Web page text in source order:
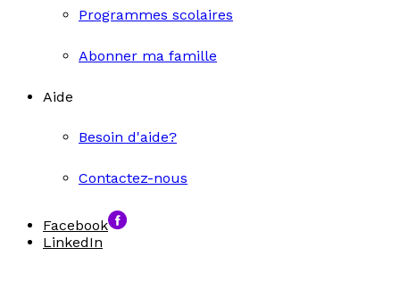
Programmes scolaires
Abonner ma famille
Aide
Besoin d'aide?
Contactez-nous
Facebook
LinkedIn